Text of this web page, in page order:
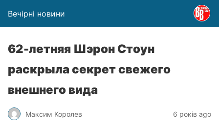
Вечірні новини
62-летняя Шэрон Стоун
раскрыла секрет свежего
внешнего вида
Максим Королев 6 років ago